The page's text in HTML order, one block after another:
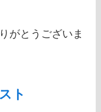
がとうございま
ト